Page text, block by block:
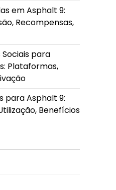
em Asphalt 9:
Recompensas,
Sociais para
Plataformas,
para Asphalt 9:
Benefícios